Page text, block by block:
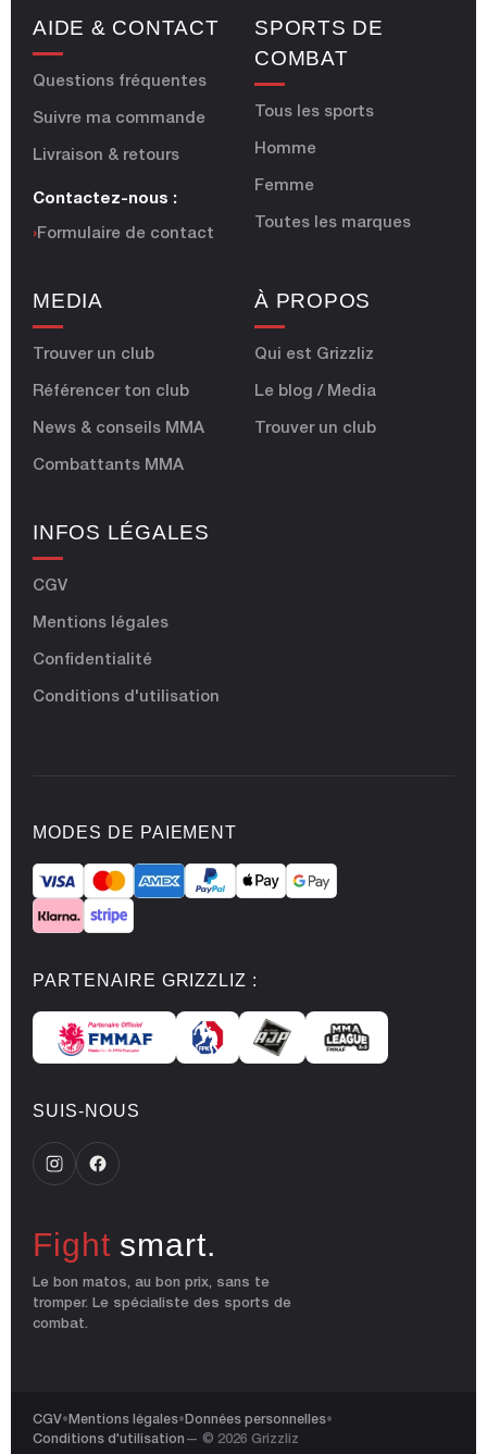
AIDE & CONTACT
Questions fréquentes
Suivre ma commande
Livraison & retours
Contactez-nous :
›Formulaire de contact
SPORTS DE
COMBAT
Tous les sports
Homme
Femme
Toutes les marques
MEDIA
Trouver un club
Référencer ton club
News & conseils MMA
Combattants MMA
À PROPOS
Qui est Grizzliz
Le blog / Media
Trouver un club
INFOS LÉGALES
CGV
Mentions légales
Confidentialité
Conditions d'utilisation
MODES DE PAIEMENT
PARTENAIRE GRIZZLIZ :
SUIS-NOUS
Fight smart.
Le bon matos, au bon prix, sans te
tromper. Le spécialiste des sports de
combat.
CGV•Mentions légales•Données personnelles•
Conditions d'utilisation — © 2026 Grizzliz